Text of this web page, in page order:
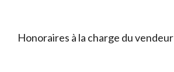
Honoraires à la charge du vendeur